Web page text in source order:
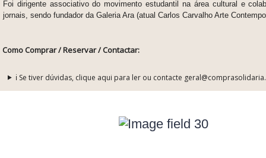
Foi dirigente associativo do movimento estudantil na área cultural e
jornais, sendo fundador da Galeria Ara (atual Carlos Carvalho Arte
Como Comprar / Reservar / Contactar:
ℹ️ Se tiver dúvidas, clique aqui para ler ou contacte